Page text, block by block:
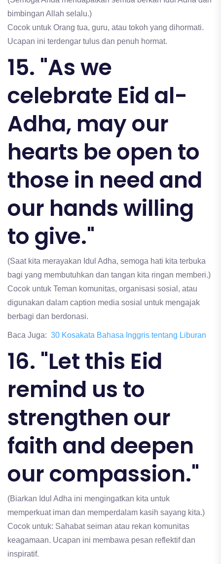
bimbingan Allah selalu.)
Cocok untuk Orang tua, guru, atau tokoh yang dihormati.
Ucapan ini terdengar tulus dan penuh hormat.
15. "As we
celebrate Eid al-
Adha, may our
hearts be open to
those in need and
our hands willing
to give."
(Saat kita merayakan Idul Adha, semoga hati kita terbuka
bagi yang membutuhkan dan tangan kita ringan memberi.)
Cocok untuk Teman komunitas, organisasi sosial, atau
digunakan dalam caption media sosial untuk mengajak
berbagi dan berdonasi.
Baca Juga: 30 Kosakata Bahasa Inggris tentang Liburan
16. "Let this Eid
remind us to
strengthen our
faith and deepen
our compassion."
(Biarkan Idul Adha ini mengingatkan kita untuk
memperkuat iman dan memperdalam kasih sayang kita.)
Cocok untuk: Sahabat seiman atau rekan komunitas
keagamaan. Ucapan ini membawa pesan reflektif dan
inspiratif.